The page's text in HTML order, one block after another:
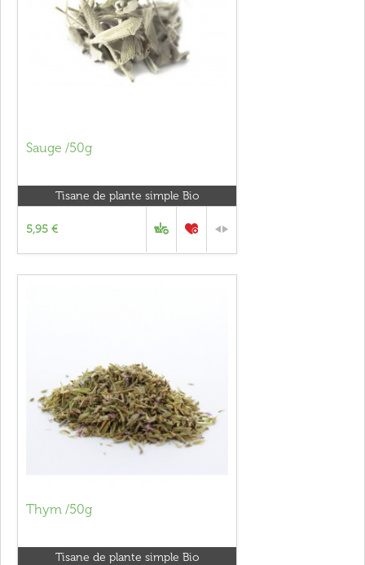
Sauge /50g
Tisane de plante simple Bio
5,95 €
Thym /50g
Tisane de plante simple Bio